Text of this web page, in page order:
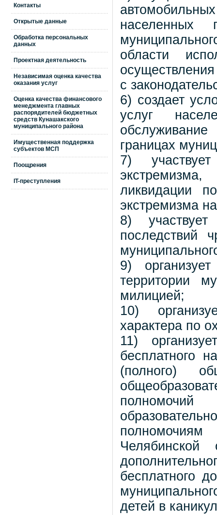
Контакты
Открытые данные
Обработка персональных
данных
Проектная деятельность
Независимая оценка качества
оказания услуг
Оценка качества финансового
менеджмента главных
распорядителей бюджетных
средств Кунашакского
муниципального района
Имущественная поддержка
субъектов МСП
Поощрения
IT-преступления
населенных
области
с
6) создает
услуг
границах
7)
ликвидации
экстремизма
8)
последствий
9)
территории
милицией;
10)
характера по
11)
бесплатного
(полного)
Челябинской
бесплатного
детей в